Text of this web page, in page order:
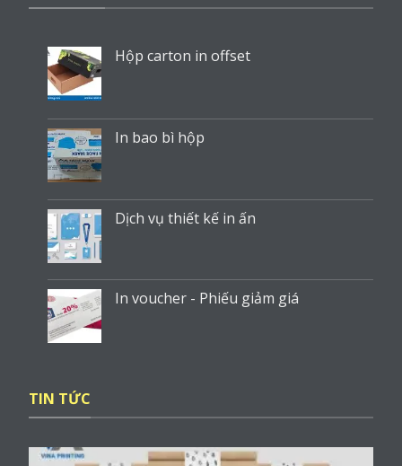
Hộp carton in offset
In bao bì hộp
Dịch vụ thiết kế in ấn
In voucher - Phiếu giảm giá
TIN TỨC